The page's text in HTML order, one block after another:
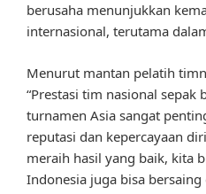
berusaha menunjukkan
internasional, terutama
Menurut mantan pelatih
“Prestasi tim nasional sepak
turnamen Asia sangat
reputasi dan kepercayaan
meraih hasil yang baik, kita
Indonesia juga bisa bersaing